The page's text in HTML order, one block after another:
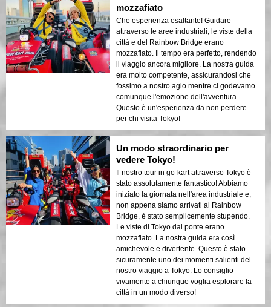
mozzafiato
Che esperienza esaltante! Guidare
attraverso le aree industriali, le viste della
città e del Rainbow Bridge erano
mozzafiato. Il tempo era perfetto, rendendo
il viaggio ancora migliore. La nostra guida
era molto competente, assicurandosi che
fossimo a nostro agio mentre ci godevamo
comunque l'emozione dell'avventura.
Questo è un'esperienza da non perdere
per chi visita Tokyo!
Un modo straordinario per
vedere Tokyo!
Il nostro tour in go-kart attraverso Tokyo è
stato assolutamente fantastico! Abbiamo
iniziato la giornata nell'area industriale e,
non appena siamo arrivati al Rainbow
Bridge, è stato semplicemente stupendo.
Le viste di Tokyo dal ponte erano
mozzafiato. La nostra guida era così
amichevole e divertente. Questo è stato
sicuramente uno dei momenti salienti del
nostro viaggio a Tokyo. Lo consiglio
vivamente a chiunque voglia esplorare la
città in un modo diverso!